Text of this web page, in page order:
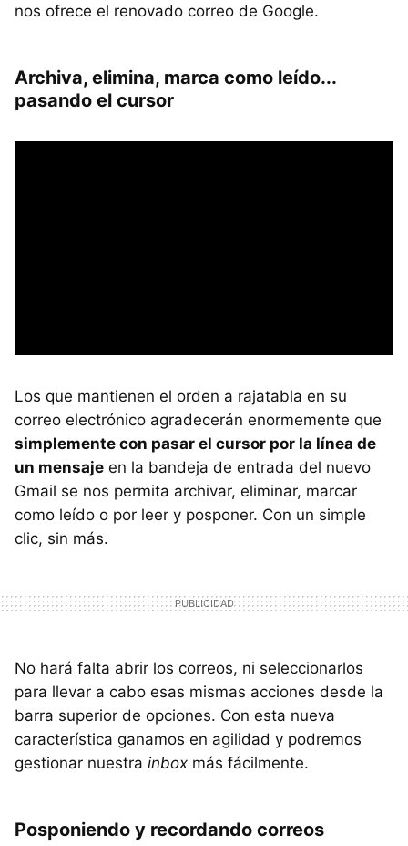
nos ofrece el renovado correo de Google.
Archiva, elimina, marca como leído...
pasando el cursor
Los que mantienen el orden a rajatabla en su
correo electrónico agradecerán enormemente que
simplemente con pasar el cursor por la línea de
un mensaje en la bandeja de entrada del nuevo
Gmail se nos permita archivar, eliminar, marcar
como leído o por leer y posponer. Con un simple
clic, sin más.
No hará falta abrir los correos, ni seleccionarlos
para llevar a cabo esas mismas acciones desde la
barra superior de opciones. Con esta nueva
característica ganamos en agilidad y podremos
gestionar nuestra inbox más fácilmente.
Posponiendo y recordando correos